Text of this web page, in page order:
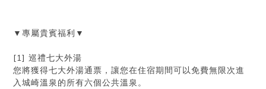
▼專屬貴賓福利▼
[1] 巡禮七大外湯
您將獲得七大外湯通票，讓您在住宿期間可以免費無限次進
入城崎溫泉的所有六個公共溫泉。